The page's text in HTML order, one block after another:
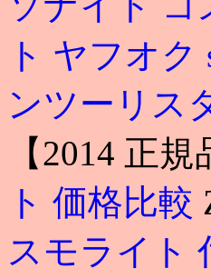
ト ヤフオク
ンツーリス
【2014 正
ト 価格比較
スモライト